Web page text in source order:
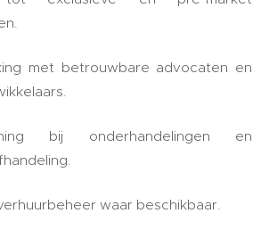
met betrouwbare advocaten en
bij onderhandelingen en
waar beschikbaar.